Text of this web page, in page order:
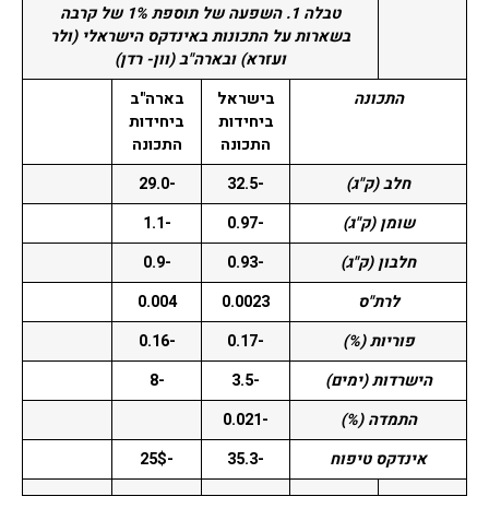
טבלה 1. השפעה של תוספת 1% של קרבה
בשארות על התכונות באינדקס הישראלי (ולר
ועזרא) ובארה"ב (וון- רדן)
התכונה
בישראל
ביחידות
התכונה
בארה"ב
ביחידות
התכונה
חלב (ק"ג)
-32.5
-29.0
שומן (ק"ג)
-0.97
-1.1
חלבון (ק"ג)
-0.93
-0.9
לרת"ס
0.0023
0.004
פוריות (%)
-0.17
-0.16
הישרדות (ימים)
-3.5
-8
התמדה (%)
-0.021
אינדקס טיפוח
-35.3
-25$